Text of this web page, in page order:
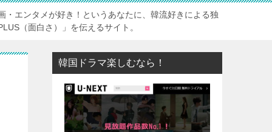
・エンタメが好き！というあなたに、韓流好きによる独
（面白さ）」を伝えるサイト。
韓国ドラマ楽しむなら！